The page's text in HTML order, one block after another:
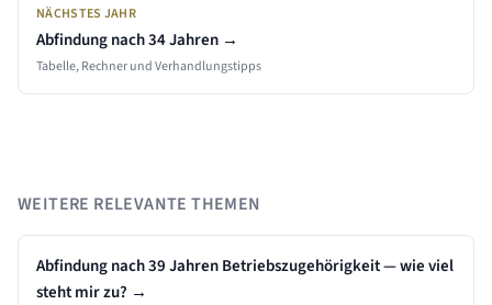
NÄCHSTES JAHR
Abfindung nach34Jahren →
Tabelle, Rechner und Verhandlungstipps
WEITERE RELEVANTE THEMEN
Abfindung nach 39 Jahren Betriebszugehörigkeit — wie viel
steht mir zu? →